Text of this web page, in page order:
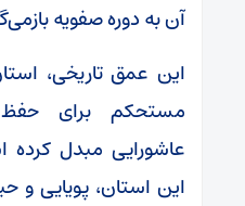
آن به دوره صفویه
این عمق تاریخی،
مستحکم برای حفظ
عاشورایی مبدل
این استان، پویایی و